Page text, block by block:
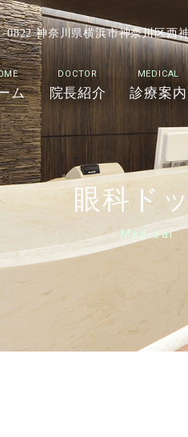
0822 神奈川県横浜市神奈川区西
ム
DOCTOR
院長紹介
MEDICAL
診療案内
眼科ド
Medical